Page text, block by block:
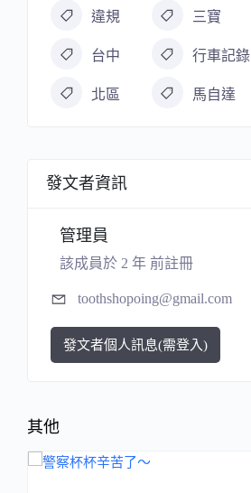
違規 三寶
台中 行車記錄
北區 馬自達
發文者資訊
管理員
該成員於 2 年 前註冊
toothshopoing@gmail.com
發文者個人訊息(需登入)
其他